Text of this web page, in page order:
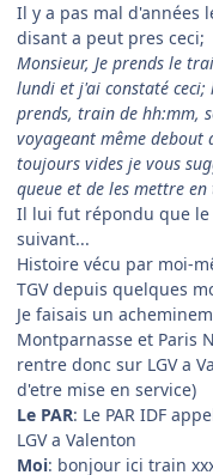
Il y a pas mal d'années
disant a peut pres ceci;
Monsieur, Je prends le
lundi et j'ai constaté
prends, train de hh:mm,
voyageant même debout
toujours vides je vous
queue et de les mettre en
Il lui fut répondu que
suivant...
Histoire vécu par moi-
TGV depuis quelques
Je faisais un
Montparnasse et Paris
rentre donc sur LGV a
d'etre mise en service)
Le PAR: Le PAR IDF
LGV a Valenton
Moi: bonjour ici train